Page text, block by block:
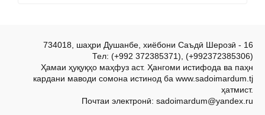
734018, шаҳри Душанбе, хиёбони Саъдӣ Шерозӣ - 16
Тел: (+992 372385371), (+992372385306)
Ҳамаи ҳуқуқҳо маҳфуз аст. Ҳангоми истифода ва паҳн
кардани маводи сомона истинод ба www.sadoimardum.tj
ҳатмист.
Почтаи электронӣ: sadoimardum@yandex.ru